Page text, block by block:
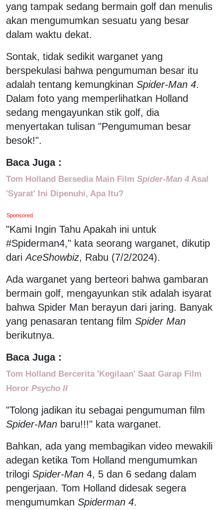
yang tampak sedang bermain golf dan menulis
akan mengumumkan sesuatu yang besar
dalam waktu dekat.
Sontak, tidak sedikit warganet yang
berspekulasi bahwa pengumuman besar itu
adalah tentang kemungkinan Spider-Man 4.
Dalam foto yang memperlihatkan Holland
sedang mengayunkan stik golf, dia
menyertakan tulisan "Pengumuman besar
besok!".
Baca Juga :
Tom Holland Bersedia Main Film Spider-Man 4 Asal
'Syarat' Ini Dipenuhi, Apa Itu?
Sponsored
"Kami Ingin Tahu Apakah ini untuk
#Spiderman4," kata seorang warganet, dikutip
dariAceShowbiz, Rabu (7/2/2024).
Ada warganet yang berteori bahwa gambaran
bermain golf, mengayunkan stik adalah isyarat
bahwa Spider Man berayun dari jaring. Banyak
yang penasaran tentang film Spider Man
berikutnya.
Baca Juga :
Tom Holland Bercerita 'Kegilaan' Saat Garap Film
Horor Psycho II
"Tolong jadikan itu sebagai pengumuman film
Spider-Man baru!!!" kata warganet.
Bahkan, ada yang membagikan video mewakili
adegan ketika Tom Holland mengumumkan
trilogi Spider-Man 4, 5 dan 6 sedang dalam
pengerjaan. Tom Holland didesak segera
mengumumkan Spiderman 4.